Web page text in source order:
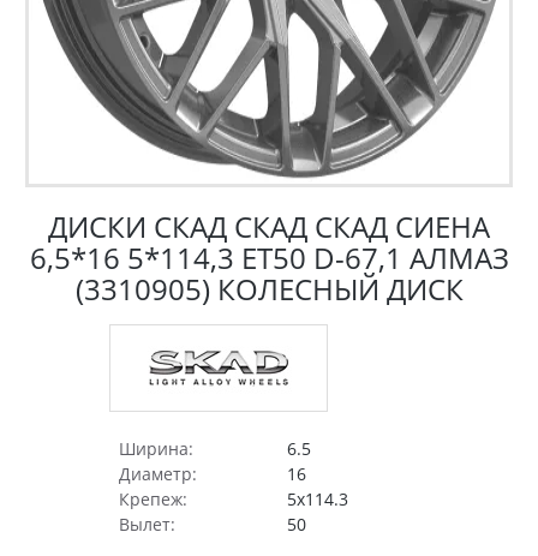
ДИСКИ СКАД СКАД СКАД СИЕНА
6,5*16 5*114,3 ET50 D-67,1 АЛМАЗ
(3310905) КОЛЕСНЫЙ ДИСК
Ширина:
6.5
Диаметр:
16
Крепеж:
5x114.3
Вылет:
50